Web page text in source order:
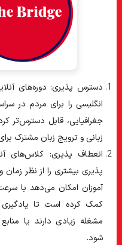
دسترس پذیری: دوره‌های
انگلیسی را برای مردم در
جغرافیایی، قابل دسترس‌تر
زبانی و ترویج زبان مشترک
انعطاف پذیری: کلاس‌های
پذیری بیشتری را از نظر
آموزان امکان می‌دهد با
کمک کرده است تا یادگیری
مشغله زیادی دارند یا
شود.